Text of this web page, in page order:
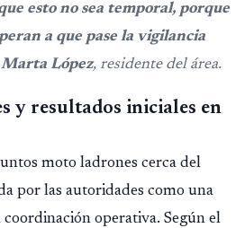
esto no sea temporal, porque
a que pase la vigilancia
Marta López, residente del área.
y resultados iniciales en
moto ladrones cerca del
por las autoridades como una
coordinación operativa. Según el